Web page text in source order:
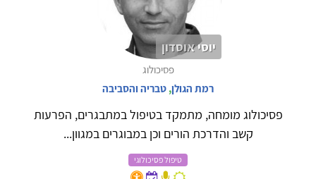
יוסי אוסדון
פסיכולוג
רמת הגולן, טבריה והסביבה
פסיכולוג מומחה, מתמקד בטיפול במתבגרים, הפרעות
קשב והדרכת הורים וכן במבוגרים במגוון...
טיפול פסיכולוגי